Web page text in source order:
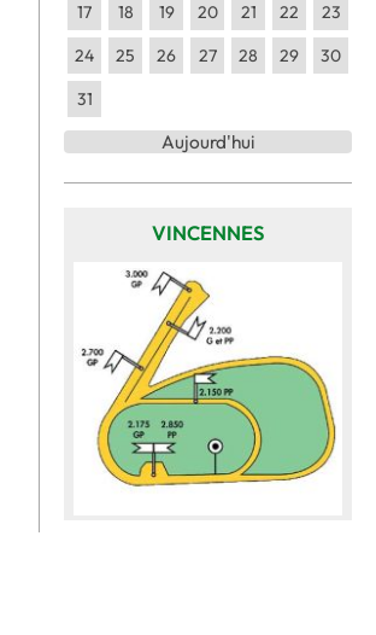
17
18 19 20 21 22
23
24
25 26 27 28 29
30
31
Aujourd'hui
VINCENNES